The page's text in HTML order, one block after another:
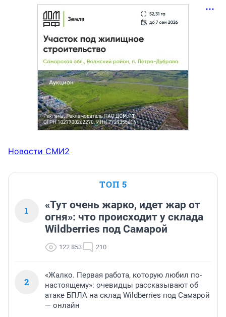
Новости СМИ2
ТОП 5
1
«Тут очень жарко, идет жар от
огня»: что происходит у склада
Wildberries под Самарой
122 853 210
2
«Жалко. Первая работа, которую любил по-
настоящему»: очевидцы рассказывают об
атаке БПЛА на склад Wildberries под Самарой
— онлайн